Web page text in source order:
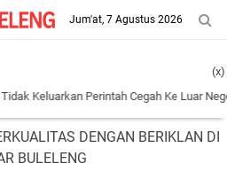
Jum'at, 7 Agustus 2026
Perintah Cegah Ke Luar Negeri|
(x)
DENGAN BERIKLAN DI
BULELENG